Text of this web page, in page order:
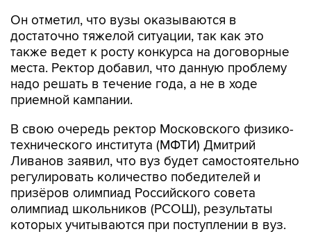
Он отметил, что вузы оказываются в
достаточно тяжелой ситуации, так как это
также ведет к росту конкурса на договорные
места. Ректор добавил, что данную проблему
надо решать в течение года, а не в ходе
приемной кампании.
В свою очередь ректор Московского физико-
технического института (МФТИ) Дмитрий
Ливанов заявил, что вуз будет самостоятельно
регулировать количество победителей и
призёров олимпиад Российского совета
олимпиад школьников (РСОШ), результаты
которых учитываются при поступлении в вуз.